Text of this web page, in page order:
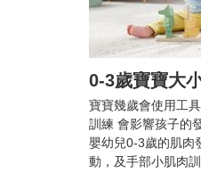
寶寶幾歲會使用工
訓練 會影響孩子的
嬰幼兒0-3歲的肌肉
動，及手部小肌肉